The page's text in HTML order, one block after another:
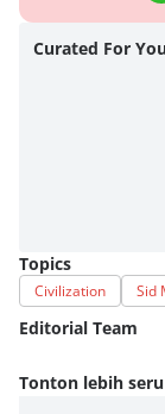
Curated For You
Topics
Civilization Sid
Editorial Team
Editor
Fahrul
Tonton lebih